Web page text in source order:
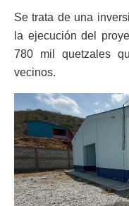
Se trata de una
la ejecución del
780 mil quetzales
vecinos.